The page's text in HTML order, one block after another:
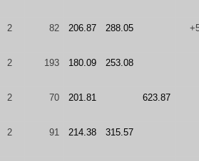
2 82 206.87 288.05
2 193 180.09 253.08
2 70 201.81 623.87
2 91 214.38 315.57